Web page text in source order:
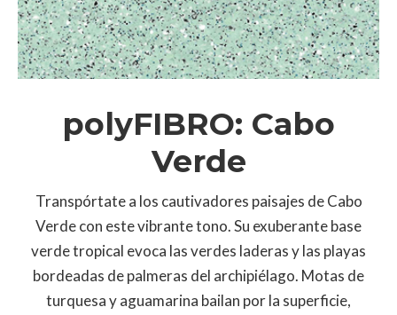
polyFIBRO: Cabo
Verde
Transpórtate a los cautivadores paisajes de Cabo
Verde con este vibrante tono. Su exuberante base
verde tropical evoca las verdes laderas y las playas
bordeadas de palmeras del archipiélago. Motas de
turquesa y aguamarina bailan por la superficie,